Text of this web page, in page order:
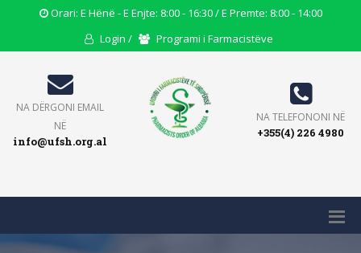
Opening
Orari: E Hënë - E Enjte: 8:00 - 16:30 / E Premte: 8:00 - 14:00
User
Login /
Users
Programi i Farmacistëve
Email
NA DËRGONI EMAIL
NË
info@ufsh.org.al
Phone
Icon
NA TELEFONONI NË
+355(4) 226 4980